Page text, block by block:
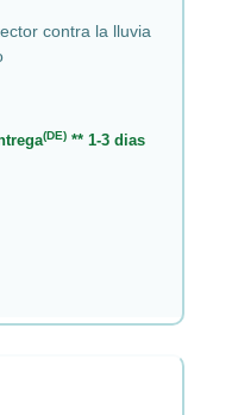
contra la lluvia
(DE) ** 1-3 dias